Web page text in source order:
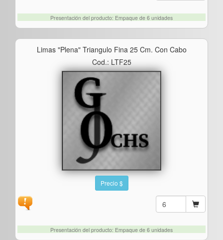
Presentación del producto: Empaque de 6 unidades
Limas "plena" Triangulo Fina 25 Cm. Con Cabo
Cod.: LTF25
Precio $
Presentación del producto: Empaque de 6 unidades